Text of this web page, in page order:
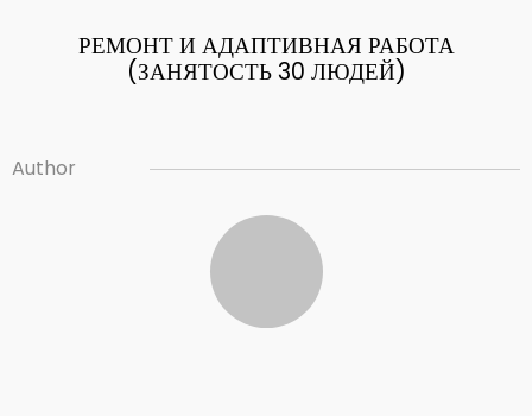
30
1994 — 1996 ГОДЫ —
ДЗИЕРŻАВА 200 М2.
РЕМОНТ И АДАПТИВНАЯ РАБОТА
(ЗАНЯТОСТЬ 30 ЛЮДЕЙ)
Author